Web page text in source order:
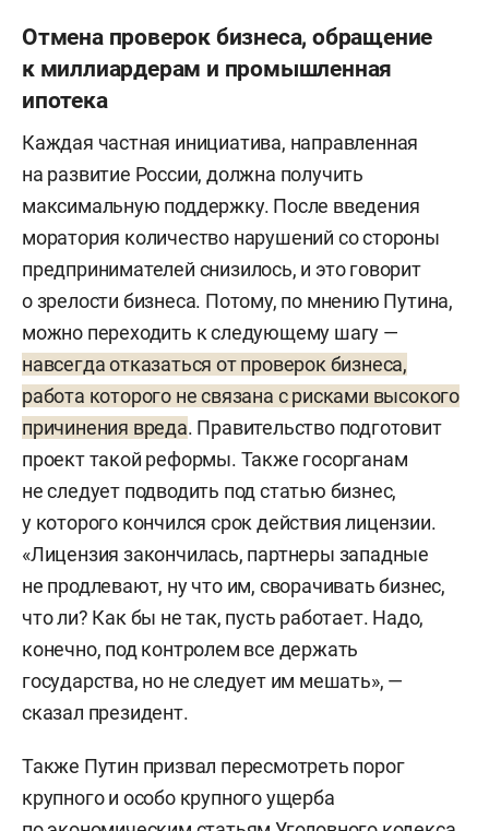
Отмена проверок бизнеса, обращение
к миллиардерам и промышленная
ипотека
Каждая частная инициатива, направленная
на развитие России, должна получить
максимальную поддержку. После введения
моратория количество нарушений со стороны
предпринимателей снизилось, и это говорит
о зрелости бизнеса. Потому, по мнению Путина,
можно переходить к следующему шагу —
навсегда отказаться от проверок бизнеса,
работа которого не связана с рисками высокого
причинения вреда. Правительство подготовит
проект такой реформы. Также госорганам
не следует подводить под статью бизнес,
у которого кончился срок действия лицензии.
«Лицензия закончилась, партнеры западные
не продлевают, ну что им, сворачивать бизнес,
что ли? Как бы не так, пусть работает. Надо,
конечно, под контролем все держать
государства, но не следует им мешать», —
сказал президент.
Также Путин призвал пересмотреть порог
крупного и особо крупного ущерба